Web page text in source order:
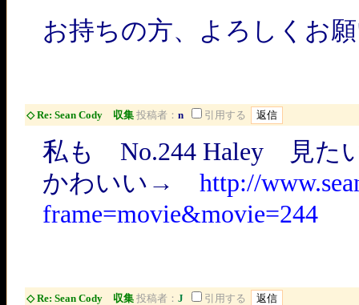
お持ちの方、よろしくお
◇ Re: Sean Cody 収集 投稿者： n 引用する
私も No.244 Haley 見た
かわいい→ http://
frame=movie&movie=244
◇ Re: Sean Cody 収集 投稿者： J 引用する